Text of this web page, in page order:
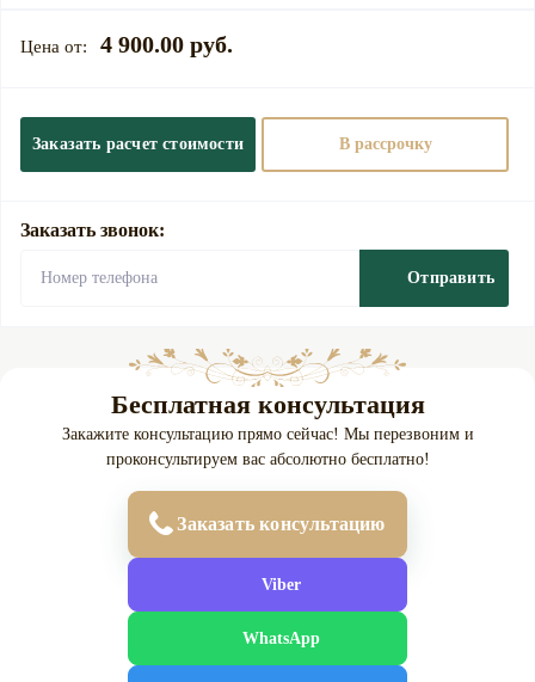
4 900.00 руб.
Заказать расчет стоимости В рассрочку
Заказать звонок:
Отправить
Бесплатная консультация
Закажите консультацию прямо сейчас! Мы перезвоним и
проконсультируем вас абсолютно бесплатно!
Заказать консультацию
Viber
WhatsApp